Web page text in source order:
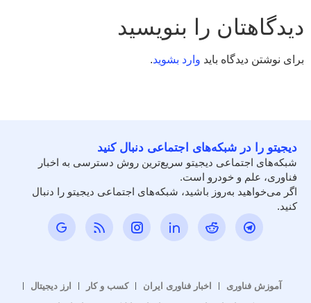
دیدگاهتان را بنویسید
برای نوشتن دیدگاه باید وارد بشوید.
دیجیتو را در شبکه‌های اجتماعی دنبال کنید
شبکه‌های اجتماعی دیجیتو سریع‌ترین روش دسترسی به اخبار
فناوری، علم و خودرو است.
اگر می‌خواهید به‌روز باشید، شبکه‌های اجتماعی دیجیتو را دنبال
کنید.
آموزش فناوری اخبار فناوری ایران کسب و کار
ارز دیجیتال